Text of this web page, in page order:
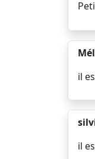
il
il